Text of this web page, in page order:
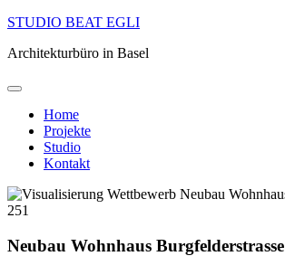
Skip
content
STUDIO BEAT EGLI
Architekturbüro in Basel
Home
Projekte
Studio
Kontakt
Neubau Wohnhaus Burgfelderstrasse